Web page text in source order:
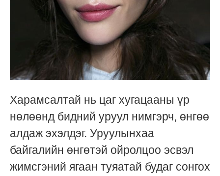
Харамсалтай нь цаг хугацааны үр
нөлөөнд бидний уруул нимгэрч, өнгөө
алдаж эхэлдэг. Уруулынхаа
байгалийн өнгөтэй ойролцоо эсвэл
жимсгэний ягаан туяатай будаг сонгох